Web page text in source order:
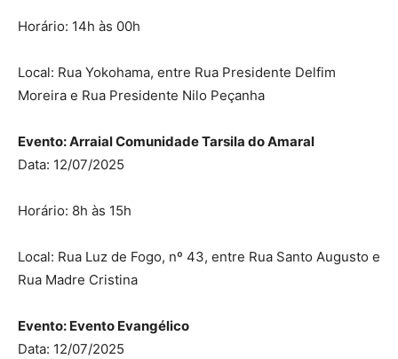
Horário: 14h às 00h
Local: Rua Yokohama, entre Rua Presidente Delfim
Moreira e Rua Presidente Nilo Peçanha
Evento: Arraial Comunidade Tarsila do Amaral
Data: 12/07/2025
Horário: 8h às 15h
Local: Rua Luz de Fogo, nº 43, entre Rua Santo Augusto e
Rua Madre Cristina
Evento: Evento Evangélico
Data: 12/07/2025